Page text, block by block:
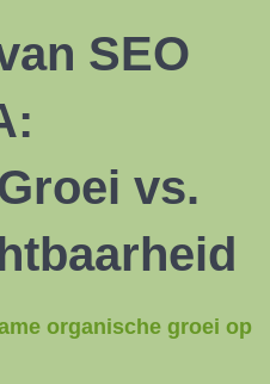
SEO
vs.
organische groei op